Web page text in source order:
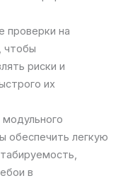
проверки на
чтобы
риски и
их
модульного
обеспечить легкую
в